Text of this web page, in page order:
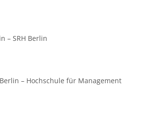
– SRH Berlin
– Hochschule für Management